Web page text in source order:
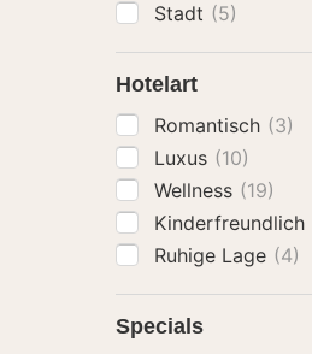
Stadt (5)
Hotelart
Romantisch (3)
Luxus (10)
Wellness (19)
Kinderfreundlich
Ruhige Lage (4)
Specials